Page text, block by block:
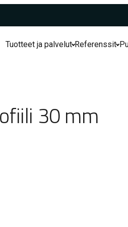
Tuotteet ja palvelut Referenssit
30 mm